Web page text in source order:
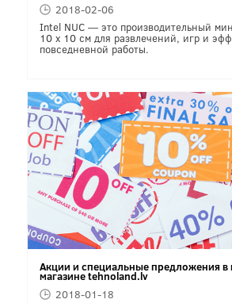
2018-02-06
Intel NUC — это производительный
10 x 10 см для развлечений, игр и
повседневной работы.
Акции и специальные предложения в
магазине tehnoland.lv
2018-01-18